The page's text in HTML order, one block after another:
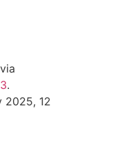
.
2025, 12